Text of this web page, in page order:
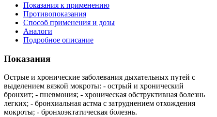
Показания к применению
Противопоказания
Способ применения и дозы
Аналоги
Подробное описание
Показания
Острые и хронические заболевания дыхательных путей с
выделением вязкой мокроты: - острый и хронический
бронхит; - пневмония; - хроническая обструктивная болезнь
легких; - бронхиальная астма с затруднением отхождения
мокроты; - бронхоэктатическая болезнь.